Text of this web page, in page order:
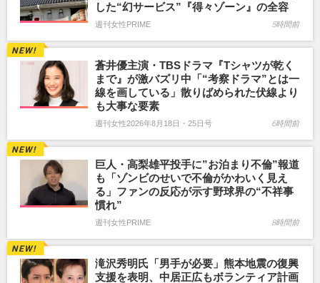
した“幻サービス”『得々ゾーン』の全容
週刊女性PRIME 5時間前
蒼井優主演・TBSドラマ『Tシャツが乾く
まで』が激バズリ中「“考察ドラマ”とは一
線を画している」散りばめられた伏線より
も大事な要素
週刊女性2026年8月18日・25日号 6時間前
巨人・高梨雄平投手に”お泊まり不倫”報道
も「ゾンビのせいで不倫がかわいく見え
る」ファンの反応が示す野球界の“不祥事
慣れ”
週刊女性PRIME 8時間前
滝沢秀明氏「男手が必要」熊本地震の復興
支援を表明、中居正広もボランティア計画